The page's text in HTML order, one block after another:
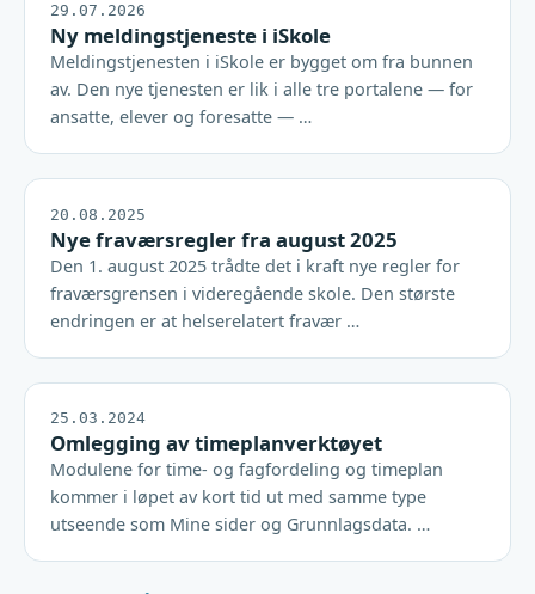
29.07.2026
Ny meldingstjeneste i iSkole
Meldingstjenesten i iSkole er bygget om fra bunnen
av. Den nye tjenesten er lik i alle tre portalene — for
ansatte, elever og foresatte — …
20.08.2025
Nye fraværsregler fra august 2025
Den 1. august 2025 trådte det i kraft nye regler for
fraværsgrensen i videregående skole. Den største
endringen er at helserelatert fravær …
25.03.2024
Omlegging av timeplanverktøyet
Modulene for time- og fagfordeling og timeplan
kommer i løpet av kort tid ut med samme type
utseende som Mine sider og Grunnlagsdata. …